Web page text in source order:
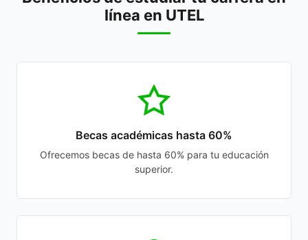
línea en UTEL
Becas académicas hasta 60%
Ofrecemos becas de hasta 60% para tu educación
superior.